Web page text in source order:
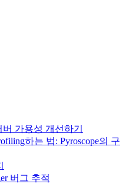
가용성 개선하기
하는 법: Pyroscope의 구
버그 추적